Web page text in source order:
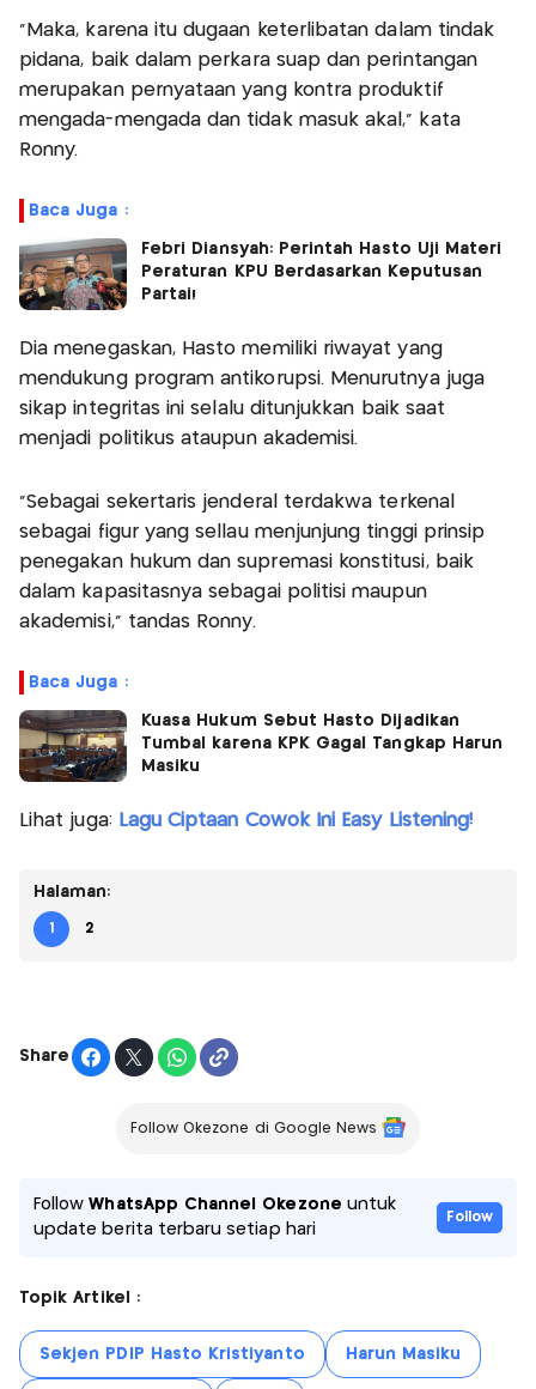
"Maka, karena itu dugaan keterlibatan dalam tindak
pidana, baik dalam perkara suap dan perintangan
merupakan pernyataan yang kontra produktif
mengada-mengada dan tidak masuk akal," kata
Ronny.
Baca Juga :
Febri Diansyah: Perintah Hasto Uji Materi
Peraturan KPU Berdasarkan Keputusan
Partai!
Dia menegaskan, Hasto memiliki riwayat yang
mendukung program antikorupsi. Menurutnya juga
sikap integritas ini selalu ditunjukkan baik saat
menjadi politikus ataupun akademisi.
"Sebagai sekertaris jenderal terdakwa terkenal
sebagai figur yang sellau menjunjung tinggi prinsip
penegakan hukum dan supremasi konstitusi, baik
dalam kapasitasnya sebagai politisi maupun
akademisi," tandas Ronny.
Baca Juga :
Kuasa Hukum Sebut Hasto Dijadikan
Tumbal karena KPK Gagal Tangkap Harun
Masiku
Lihat juga: Lagu Ciptaan Cowok Ini Easy Listening!
Halaman:
1 2
Share
Follow Okezone di Google News
FollowWhatsApp Channel Okezone untuk
update berita terbaru setiap hari
Follow
Topik Artikel :
Sekjen PDIP Hasto Kristiyanto Harun Masiku